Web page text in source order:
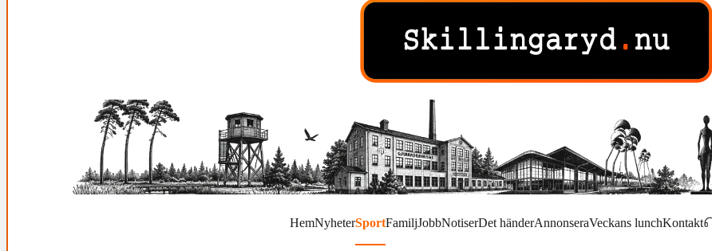
HemNyheterSportFamiljJobbNotiserDet händerAnnonseraVeckans lunchKontakt